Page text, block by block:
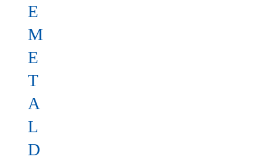
E
M
E
T
A
L
D